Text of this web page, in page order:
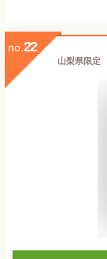
no. 22